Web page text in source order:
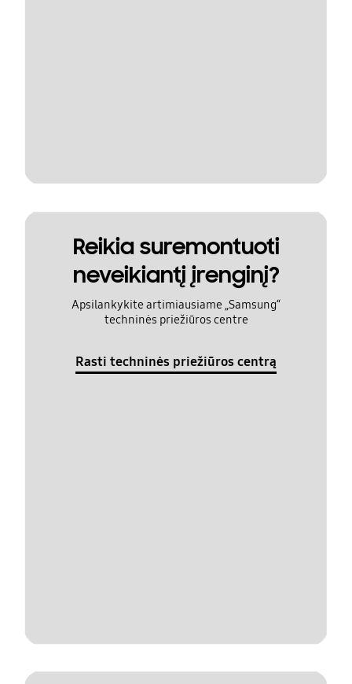
Reikia suremontuoti
neveikiantį įrenginį?
Apsilankykite artimiausiame „Samsung“
techninės priežiūros centre
Rasti techninės priežiūros centrą